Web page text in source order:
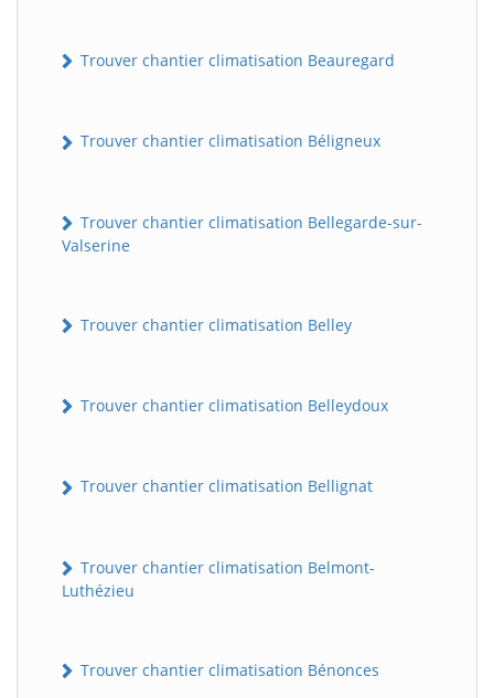
Trouver chantier climatisation Beauregard
Trouver chantier climatisation Béligneux
Trouver chantier climatisation Bellegarde-sur-
Valserine
Trouver chantier climatisation Belley
Trouver chantier climatisation Belleydoux
Trouver chantier climatisation Bellignat
Trouver chantier climatisation Belmont-
Luthézieu
Trouver chantier climatisation Bénonces